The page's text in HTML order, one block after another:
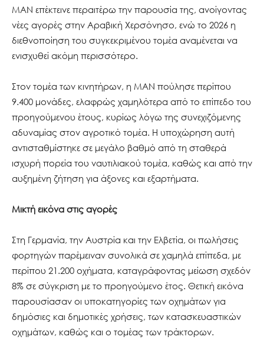
MAN επέκτεινε περαιτέρω την παρουσία της, ανοίγοντας
νέες αγορές στην Αραβική Χερσόνησο, ενώ το 2026 η
διεθνοποίηση του συγκεκριμένου τομέα αναμένεται να
ενισχυθεί ακόμη περισσότερο.
Στον τομέα των κινητήρων, η MAN πούλησε περίπου
9.400 μονάδες, ελαφρώς χαμηλότερα από το επίπεδο του
προηγούμενου έτους, κυρίως λόγω της συνεχιζόμενης
αδυναμίας στον αγροτικό τομέα. Η υποχώρηση αυτή
αντισταθμίστηκε σε μεγάλο βαθμό από τη σταθερά
ισχυρή πορεία του ναυτιλιακού τομέα, καθώς και από την
αυξημένη ζήτηση για άξονες και εξαρτήματα.
Μικτή εικόνα στις αγορές
Στη Γερμανία, την Αυστρία και την Ελβετία, οι πωλήσεις
φορτηγών παρέμειναν συνολικά σε χαμηλά επίπεδα, με
περίπου 21.200 οχήματα, καταγράφοντας μείωση σχεδόν
8% σε σύγκριση με το προηγούμενο έτος. Θετική εικόνα
παρουσίασαν οι υποκατηγορίες των οχημάτων για
δημόσιες και δημοτικές χρήσεις, των κατασκευαστικών
οχημάτων, καθώς και ο τομέας των τράκτορων.